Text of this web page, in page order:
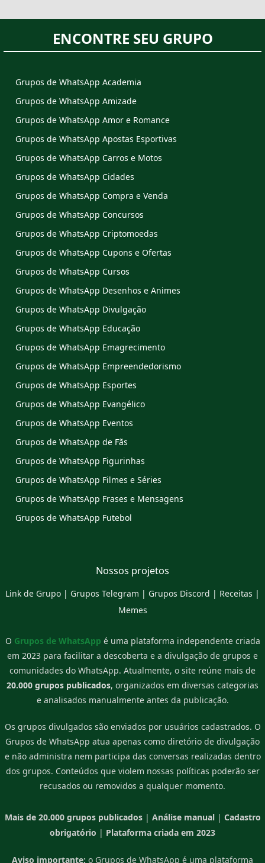
ENCONTRE SEU GRUPO
Grupos de WhatsApp Academia
Grupos de WhatsApp Amizade
Grupos de WhatsApp Amor e Romance
Grupos de WhatsApp Apostas Esportivas
Grupos de WhatsApp Carros e Motos
Grupos de WhatsApp Cidades
Grupos de WhatsApp Compra e Venda
Grupos de WhatsApp Concursos
Grupos de WhatsApp Criptomoedas
Grupos de WhatsApp Cupons e Ofertas
Grupos de WhatsApp Cursos
Grupos de WhatsApp Desenhos e Animes
Grupos de WhatsApp Divulgação
Grupos de WhatsApp Educação
Grupos de WhatsApp Emagrecimento
Grupos de WhatsApp Empreendedorismo
Grupos de WhatsApp Esportes
Grupos de WhatsApp Evangélico
Grupos de WhatsApp Eventos
Grupos de WhatsApp de Fãs
Grupos de WhatsApp Figurinhas
Grupos de WhatsApp Filmes e Séries
Grupos de WhatsApp Frases e Mensagens
Grupos de WhatsApp Futebol
Nossos projetos
Link de Grupo | Grupos Telegram | Grupos Discord | Receitas |
Memes
O Grupos de WhatsApp é uma plataforma independente criada
em 2023 para facilitar a descoberta e a divulgação de grupos e
comunidades do WhatsApp. Atualmente, o site reúne mais de
20.000 grupos publicados, organizados em diversas categorias
e analisados manualmente antes da publicação.
Os grupos divulgados são enviados por usuários cadastrados. O
Grupos de WhatsApp atua apenas como diretório de divulgação
e não administra nem participa das conversas realizadas dentro
dos grupos. Conteúdos que violem nossas políticas poderão ser
recusados ou removidos a qualquer momento.
Mais de 20.000 grupos publicados| Análise manual| Cadastro
obrigatório | Plataforma criada em 2023
Aviso importante: o Grupos de WhatsApp é uma plataforma